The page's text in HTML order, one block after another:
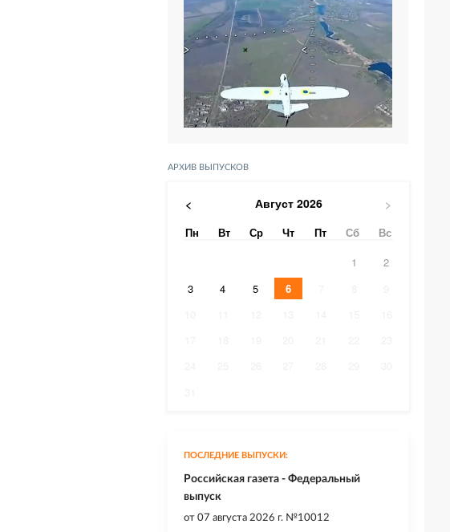
АРХИВ ВЫПУСКОВ
< Август 2026 >
Пн Вт Ср Чт Пт Сб
Вс
1
2
3
4 5 6
ПОСЛЕДНИЕ ВЫПУСКИ:
Российская газета - Федеральный
выпуск
от 07 августа 2026 г. №10012